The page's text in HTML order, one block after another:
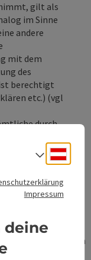
gilt als
im Sinne
andere
mit dem
des
berechtigt
etc.) (vgl
durch
Vouchers)
Abweichungen
Unvollständigkeiten
zur
Impressum
deine